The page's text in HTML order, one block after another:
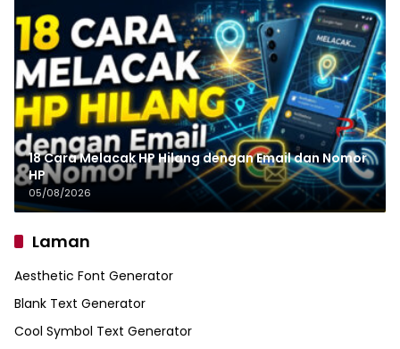
18 Cara Melacak HP Hilang dengan Email dan Nomor
HP
05/08/2026
Laman
Aesthetic Font Generator
Blank Text Generator
Cool Symbol Text Generator